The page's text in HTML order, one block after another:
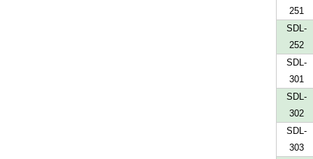
251
SDL-
252
SDL-
301
SDL-
302
SDL-
303